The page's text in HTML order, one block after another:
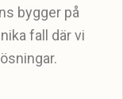
bygger på
fall där vi